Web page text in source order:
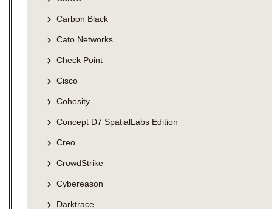
Carbon Black
Cato Networks
Check Point
Cisco
Cohesity
Concept D7 SpatialLabs Edition
Creo
CrowdStrike
Cybereason
Darktrace